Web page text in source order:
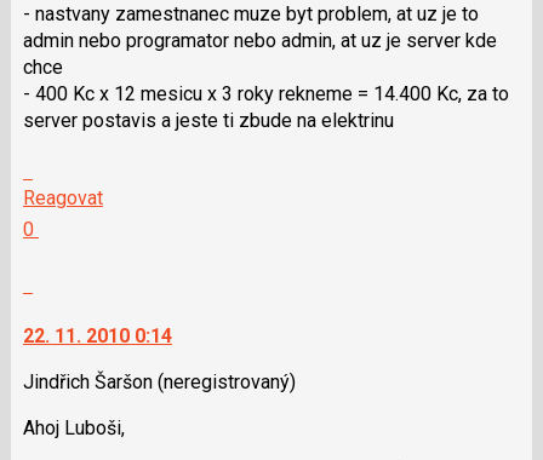
- nastvany zamestnanec muze byt problem, at uz je to
admin nebo programator nebo admin, at uz je server kde
chce
- 400 Kc x 12 mesicu x 3 roky rekneme = 14.400 Kc, za to
server postavis a jeste ti zbude na elektrinu
na
navigaci
lze
použít
klávesy
Reagovat
0
jako
22. 11. 2010 0:14
Jindřich Šaršon (neregistrovaný)
Ahoj Luboši,